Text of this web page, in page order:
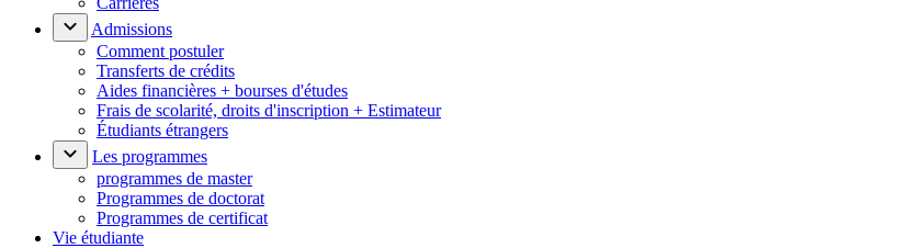
Admissions
Comment postuler
Transferts de crédits
Aides financières + bourses d'études
Frais de scolarité, droits d'inscription + Estimateur
Étudiants étrangers
Les programmes
programmes de master
Programmes de doctorat
Programmes de certificat
Vie étudiante